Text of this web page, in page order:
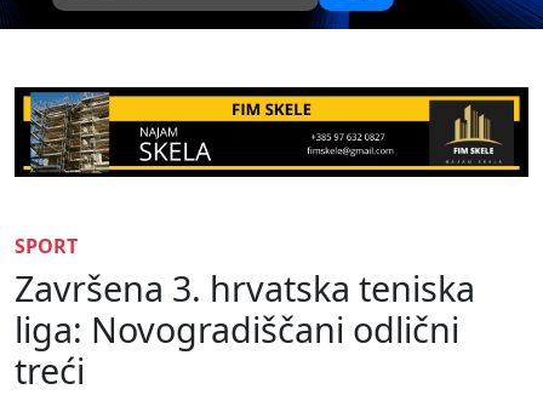
SPORT
Završena 3. hrvatska teniska
liga: Novogradiščani odlični
treći